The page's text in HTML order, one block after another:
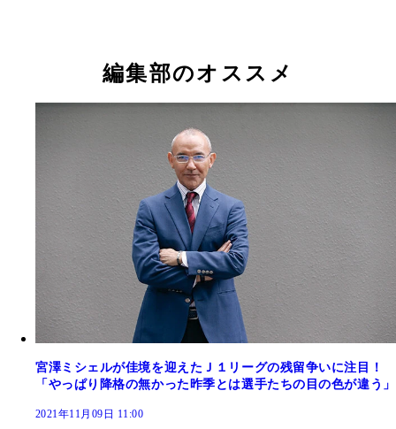
編集部のオススメ
宮澤ミシェルが佳境を迎えたＪ１リーグの残留争いに注目！
「やっぱり降格の無かった昨季とは選手たちの目の色が違う」
2021年11月09日 11:00